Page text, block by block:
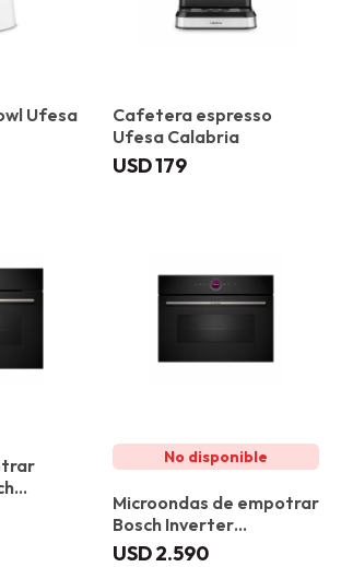
Ufesa
Cafetera espresso
Ufesa Calabria
USD179
Microondas de empotrar
Bosch Inverter
CEG732XB1 Gourmet
USD2.590